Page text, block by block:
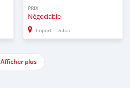
PRIX
Négociable
Import - Dubai
Afficher plus